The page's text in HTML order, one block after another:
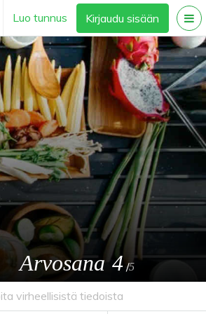
Luo tunnus Kirjaudu sisään
Arvosana 4 /5
virheellisistä tiedoista